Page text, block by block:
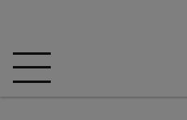
ACCUEIL